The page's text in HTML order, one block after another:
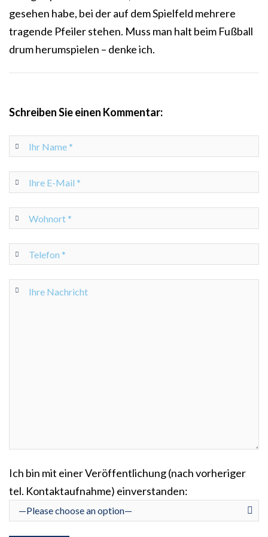
gesehen habe, bei der auf dem Spielfeld mehrere
tragende Pfeiler stehen. Muss man halt beim Fußball
drum herumspielen – denke ich.
Schreiben Sie einen Kommentar:
Ich bin mit einer Veröffentlichung (nach vorheriger
tel. Kontaktaufnahme) einverstanden: